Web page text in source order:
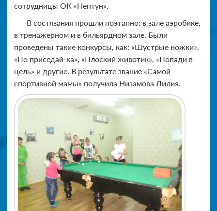
сотрудницы ОК «Нептун».
В состязания прошли поэтапно: в зале аэробике,
в тренажерном и в бильярдном зале. Были
проведены такие конкурсы, как: «Шустрые ножки»,
«По приседай-ка», «Плоский животик», «Попади в
цель» и другие. В результате звание «Самой
спортивной мамы» получила Низамова Лилия.